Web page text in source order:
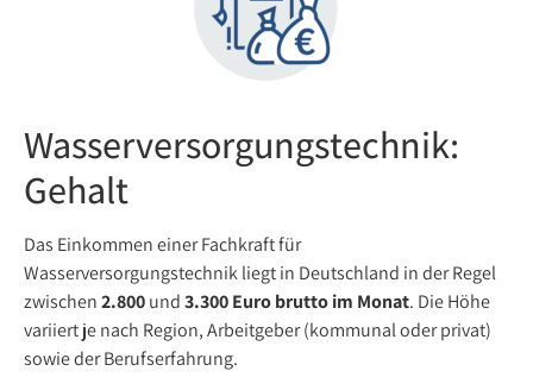
Wasserversorgungstechnik:
Gehalt
Das Einkommen einer Fachkraft für
Wasserversorgungstechnik liegt in Deutschland in der Regel
zwischen2.800und3.300 Euro brutto im Monat. Die Höhe
variiert je nach Region, Arbeitgeber (kommunal oder privat)
sowie der Berufserfahrung.